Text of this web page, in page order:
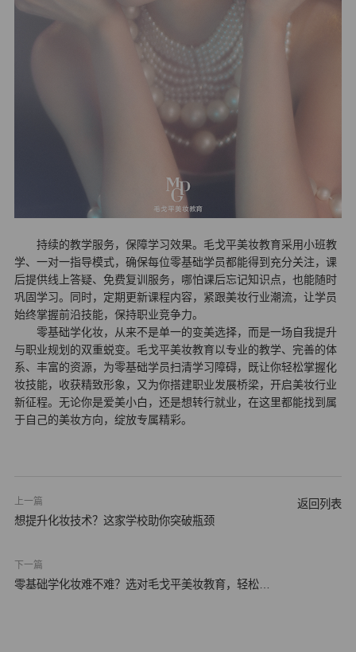
持续的教学服务，保障学习效果。毛戈平美妆教育采用小班教
学、一对一指导模式，确保每位零基础学员都能得到充分关注，课
后提供线上答疑、免费复训服务，哪怕课后忘记知识点，也能随时
巩固学习。同时，定期更新课程内容，紧跟美妆行业潮流，让学员
始终掌握前沿技能，保持职业竞争力。
零基础学化妆，从来不是单一的变美选择，而是一场自我提升
与职业规划的双重蜕变。毛戈平美妆教育以专业的教学、完善的体
系、丰富的资源，为零基础学员扫清学习障碍，既让你轻松掌握化
妆技能，收获精致形象，又为你搭建职业发展桥梁，开启美妆行业
新征程。无论你是爱美小白，还是想转行就业，在这里都能找到属
于自己的美妆方向，绽放专属精彩。
上一篇
想提升化妆技术？这家学校助你突破瓶颈
下一篇
零基础学化妆难不难？选对毛戈平美妆教育，轻松上
返回列表